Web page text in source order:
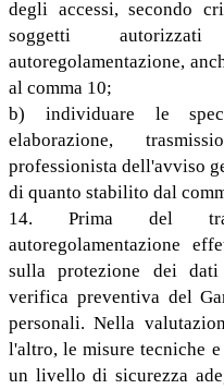
degli accessi, secondo
soggetti
autoregolamentazione,
al comma 10;
b) individuare le
elaborazione,
professionista dell'avviso
di quanto stabilito dal
14. Prima del
autoregolamentazione
sulla protezione dei
verifica preventiva del
personali. Nella
l'altro, le misure tecniche
un livello di sicurezza